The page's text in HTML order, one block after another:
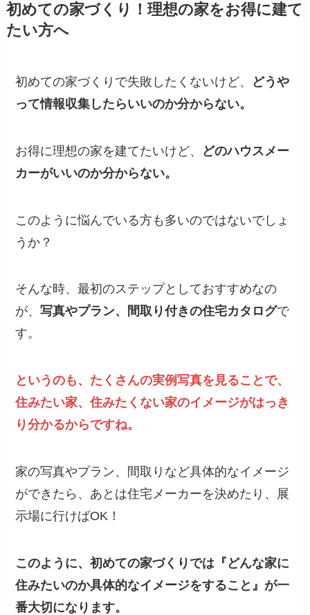
初めての家づくり！理想の家をお得に建て
たい方へ
初めての家づくりで失敗したくないけど、
どうや
って情報収集したらいいのか分からない。
お得に理想の家を建てたいけど、
どのハウスメー
カーがいいのか分からない。
このように悩んでいる方も多いのではないでしょ
うか？
そんな時、最初のステップとしておすすめなの
が、写真やプラン、間取り付きの住宅カタログで
す。
というのも、たくさんの実例写真を見ることで、
住みたい家、住みたくない家のイメージがはっき
り分かるからですね。
家の写真やプラン、間取りなど具体的なイメージ
ができたら、あとは住宅メーカーを決めたり、展
示場に行けばOK！
このように、初めての家づくりでは『どんな家に
住みたいのか具体的なイメージをすること』が一
番大切になります。